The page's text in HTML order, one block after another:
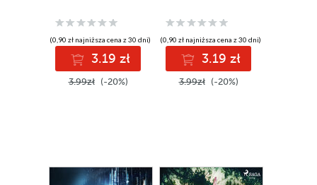
(0,90 zł najniższa cena z 30 dni)
3.19 zł
3.99zł (-20%)
(0,90 zł najniższa cena z 30 dni)
3.19 zł
3.99zł (-20%)